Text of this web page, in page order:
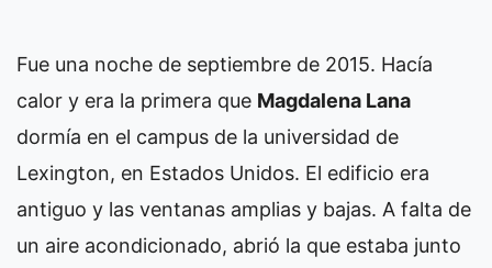
Fue una noche de septiembre de 2015. Hacía
calor y era la primera que Magdalena Lana
dormía en el campus de la universidad de
Lexington, en Estados Unidos. El edificio era
antiguo y las ventanas amplias y bajas. A falta de
un aire acondicionado, abrió la que estaba junto